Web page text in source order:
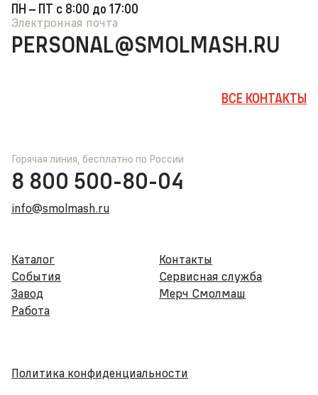
ПН – ПТ с 8:00 до 17:00
Электронная почта
PERSONAL@SMOLMASH.RU
ВСЕ КОНТАКТЫ
Каталог
События
Завод
Работа
Контакты
Сервисная служба
Мерч Смолмаш
Горячая линия, бесплатно по России
8 800 500-80-04
info@smolmash.ru
Политика конфиденциальности